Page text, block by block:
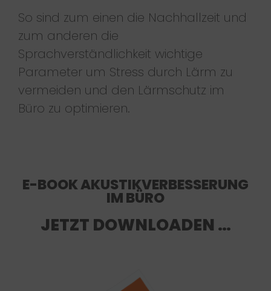
So sind zum einen die Nachhallzeit und
zum anderen die
Sprachverständlichkeit wichtige
Parameter um Stress durch Lärm zu
vermeiden und den Lärmschutz im
Büro zu optimieren.
E-BOOK AKUSTIKVERBESSERUNG
IM BÜRO
JETZT DOWNLOADEN …